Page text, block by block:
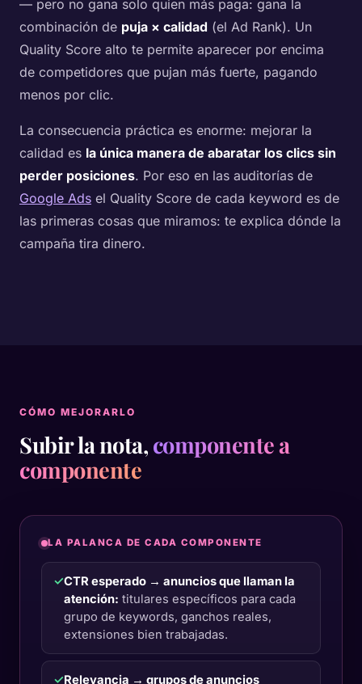
— pero no gana solo quien más paga: gana la
combinación de puja × calidad (el Ad Rank). Un
Quality Score alto te permite aparecer por encima
de competidores que pujan más fuerte, pagando
menos por clic.
La consecuencia práctica es enorme: mejorar la
calidad es la única manera de abaratar los clics sin
perder posiciones. Por eso en las auditorías de
Google Ads el Quality Score de cada keyword es de
las primeras cosas que miramos: te explica dónde la
campaña tira dinero.
CÓMO MEJORARLO
Subir la nota,componente a
componente
LA PALANCA DE CADA COMPONENTE
✓CTR esperado → anuncios que llaman la
atención: titulares específicos para cada
grupo de keywords, ganchos reales,
extensiones bien trabajadas.
✓Relevancia → grupos de anuncios